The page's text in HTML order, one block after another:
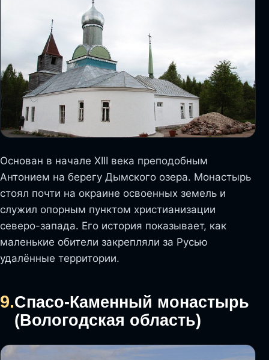
Основан в начале XIII века преподобным
Антонием на берегу Дымского озера. Монастырь
стоял почти на окраине освоенных земель и
служил опорным пунктом христианизации
северо-запада. Его история показывает, как
маленькие обители закрепляли за Русью
удалённые территории.
9.Спасо-Каменный монастырь
(Вологодская область)